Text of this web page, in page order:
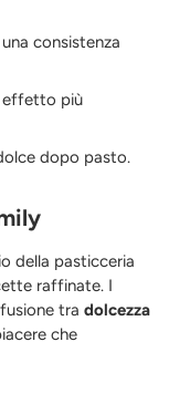
consistenza
effetto più
dopo pasto.
della pasticceria
raffinate. I
tra dolcezza
che